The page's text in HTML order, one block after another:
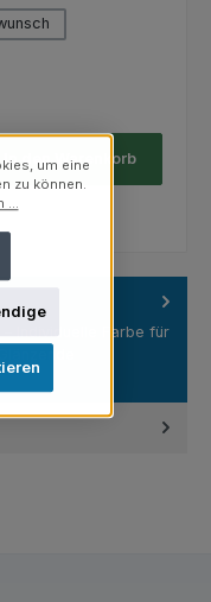
ein oder benutze die
In den Warenkorb
Individuelle Farbe für
um eine
zu können.
...